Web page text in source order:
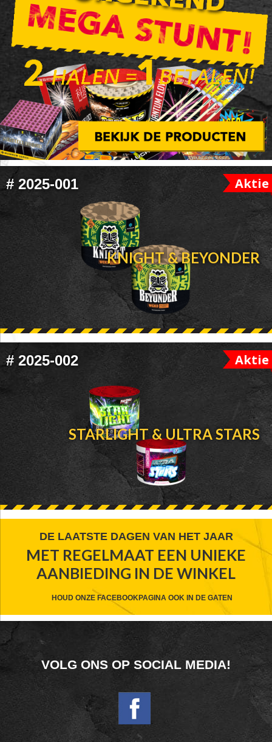
FOOTER
WIDGET
HEADER
# 2025-001 Aktie
KNIGHT & BEYONDER
# 2025-002 Aktie
STARLIGHT & ULTRA STARS
FOOTER
WIDGET
HEADER
DE LAATSTE DAGEN VAN HET JAAR
MET REGELMAAT EEN UNIEKE
AANBIEDING IN DE WINKEL
HOUD ONZE FACEBOOKPAGINA OOK IN DE GATEN
FOOTER
WIDGET
HEADER
SOCIAL
VOLG ONS OP SOCIAL MEDIA!